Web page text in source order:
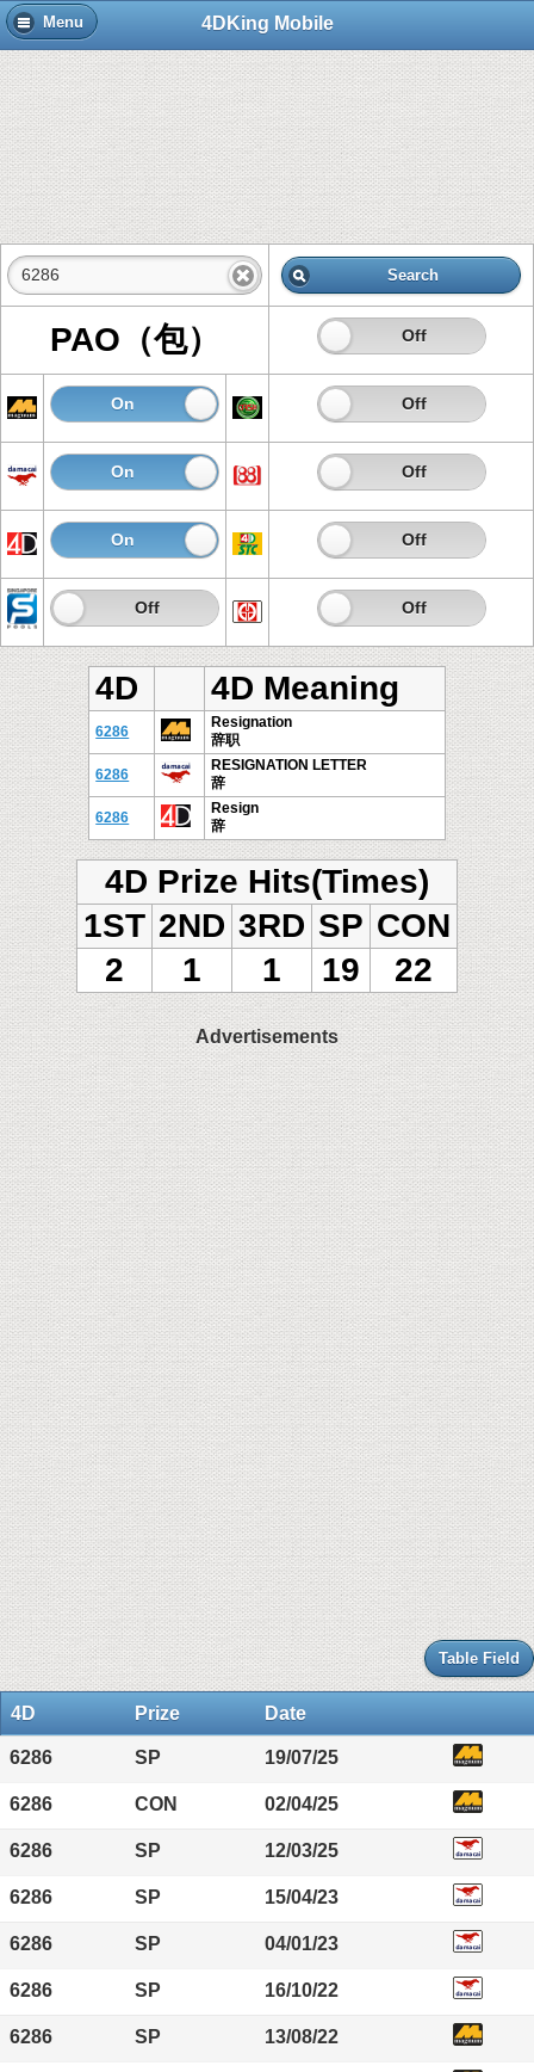
Menu 4DKing Mobile
Search
PAO（包） On Off
On Off On Off
On Off On Off
On Off On Off
On Off On Off
4D 4D Meaning
6286
Resignation
辞职
6286
RESIGNATION LETTER
辞
6286
Resign
辞
4D Prize Hits(Times)
1ST 2ND 3RD SP CON
2
1 1 19 22
Advertisements
Table Field
4D Prize Date
6286 SP 19/07/25
6286 CON 02/04/25
6286 SP 12/03/25
6286 SP 15/04/23
6286 SP 04/01/23
6286 SP 16/10/22
6286 SP 13/08/22